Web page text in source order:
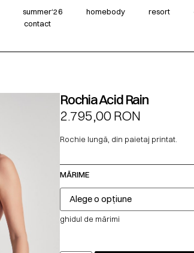
summer‘26 homebody resort
contact
Rochia Acid Rain
2.795,00RON
Rochie lungă, din paietaj printat.
MĂRIME
ghidul de mărimi